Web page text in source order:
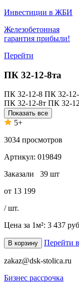
Инвестиции в ЖБИ
Железобетонная
гарантия прибыли!
Перейти
ПК 32-12-8та
ПК 32-12-8 ПК 32-
ПК 32-12-8т ПК 32-
Показать все
5+
3034 просмотров
Артикул: 019849
Заказали 39 шт
от 13 199
/ шт.
Цена за 1м²: 3 437
В корзину Перейти
zakaz@dsk-stolica.ru
Бизнес рассрочка